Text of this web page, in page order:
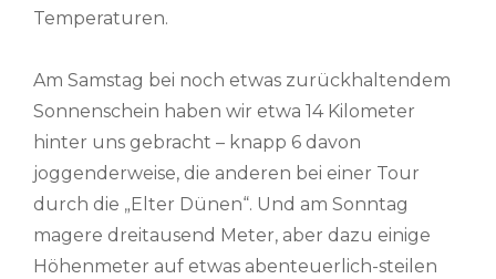
Temperaturen.
Am Samstag bei noch etwas zurückhaltendem
Sonnenschein haben wir etwa 14 Kilometer
hinter uns gebracht – knapp 6 davon
joggenderweise, die anderen bei einer Tour
durch die „Elter Dünen“. Und am Sonntag
magere dreitausend Meter, aber dazu einige
Höhenmeter auf etwas abenteuerlich-steilen